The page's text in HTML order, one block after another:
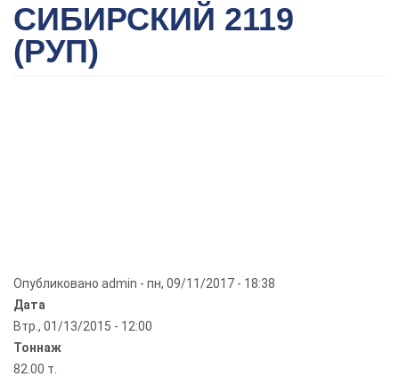
СИБИРСКИЙ 2119
(РУП)
Опубликовано admin - пн, 09/11/2017 - 18:38
Дата
Втр., 01/13/2015 - 12:00
Тоннаж
82.00 т.